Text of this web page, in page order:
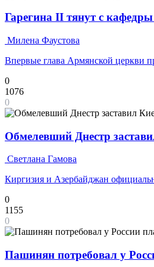
Гарегина II тянут с
Милена Фаустова
Впервые глава Армянской церкви
0
1076
0
Обмелевший Днестр
Светлана Гамова
Киргизия и Азербайджан
0
1155
0
Пашинян потребовал у